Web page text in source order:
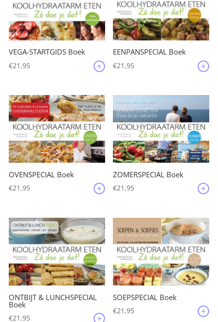
VEGA-STARTGIDS Boek
€21,95
EENPANSPECIAL Boek
€21,95
OVENSPECIAL Boek
€21,95
ZOMERSPECIAL Boek
€21,95
ONTBIJT & LUNCHSPECIAL
Boek
€21,95
SOEPSPECIAL Boek
€21,95